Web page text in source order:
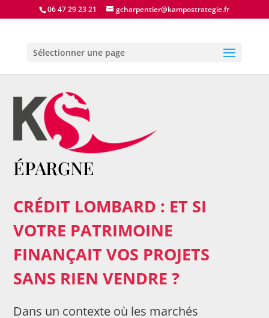
06 47 29 23 21 gcharpentier@kampostrategie.fr
Sélectionner une page
ÉPARGNE
CRÉDIT LOMBARD : ET SI
VOTRE PATRIMOINE
FINANÇAIT VOS PROJETS
SANS RIEN VENDRE ?
Dans un contexte où les marchés